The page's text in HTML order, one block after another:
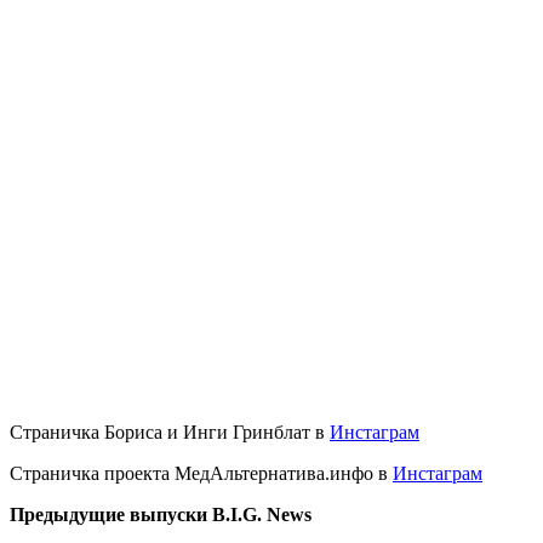
Страничка Бориса и Инги Гринблат в Инстаграм
Страничка проекта МедАльтернатива.инфо в Инстаграм
Предыдущие выпуски B.I.G. News